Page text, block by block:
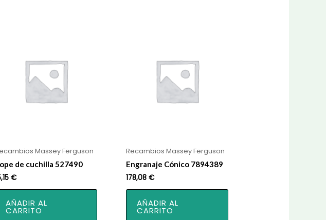
Massey Ferguson
de cuchilla 527490
€
AÑADIR AL
CARRITO
Recambios Massey Ferguson
Engranaje Cónico 7894389
178,08 €
AÑADIR AL
CARRITO